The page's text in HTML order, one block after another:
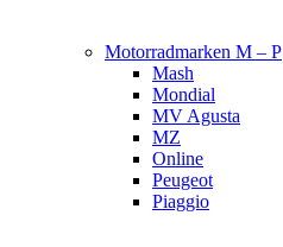
Motorradmarken M – P
Mash
Mondial
MV Agusta
MZ
Online
Peugeot
Piaggio